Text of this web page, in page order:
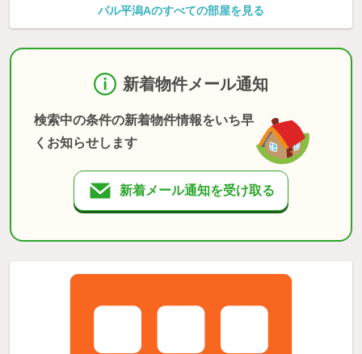
パル平潟Aのすべての部屋を見る
新着物件メール通知
検索中の条件の新着物件情報をいち早
くお知らせします
新着メール通知を受け取る